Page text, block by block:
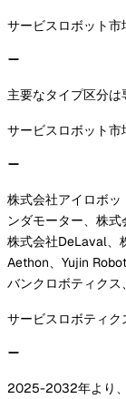
サービスロボット
主要なタイプ区分は
サービスロボット
株式会社アイロボ
ンダモーター、株
株式会社DeLaval、
Aethon、Yujin
バンクロボティクス
サービスロボティク
2025-2032年より